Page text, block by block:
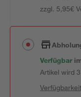
zzgl. 5,95€
Verfügbar
Artikel wird